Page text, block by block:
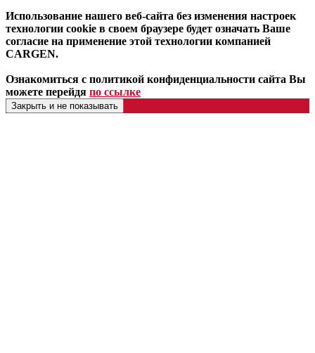
Использование нашего веб-сайта без изменения настроек
технологии cookie в своем браузере будет означать Ваше
согласие на применение этой технологии компанией
CARGEN.
Ознакомиться с политикой конфиденциальности сайта Вы
можете перейдя по ссылке
Закрыть и не показывать